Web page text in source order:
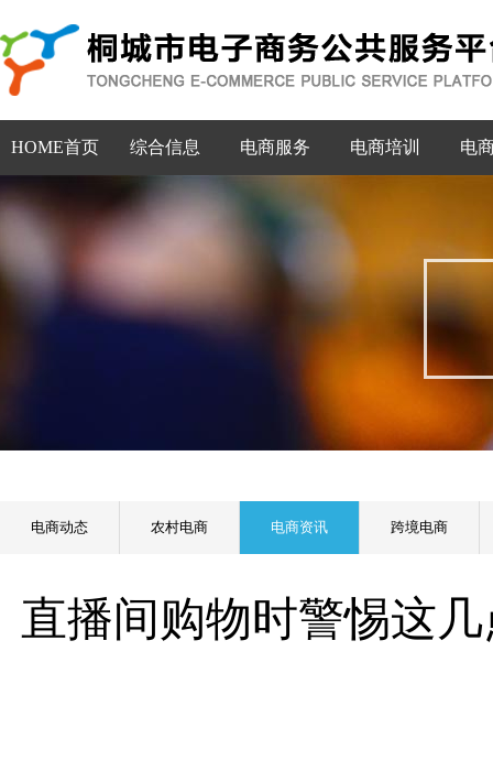
HOME首页 综合信息 电商服务 电商培训 电
电商动态 农村电商 电商资讯 跨境电商
直播间购物时警惕这